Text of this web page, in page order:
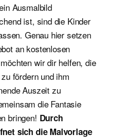
Ausmalbild
ist, sind die Kinder
Genau hier setzen
an kostenlosen
wir dir helfen, die
fördern und ihm
Auszeit zu
die Fantasie
bringen! Durch
sich die Malvorlage